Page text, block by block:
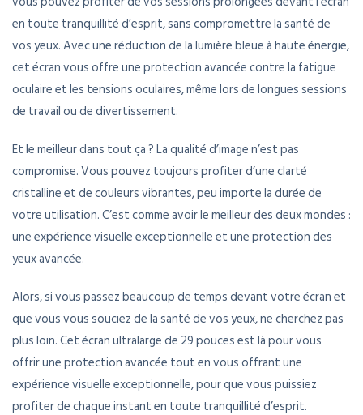
en toute tranquillité d’esprit, sans compromettre la santé de
vos yeux. Avec une réduction de la lumière bleue à haute énergie,
cet écran vous offre une protection avancée contre la fatigue
oculaire et les tensions oculaires, même lors de longues sessions
de travail ou de divertissement.
Et le meilleur dans tout ça ? La qualité d’image n’est pas
compromise. Vous pouvez toujours profiter d’une clarté
cristalline et de couleurs vibrantes, peu importe la durée de
votre utilisation. C’est comme avoir le meilleur des deux mondes :
une expérience visuelle exceptionnelle et une protection des
yeux avancée.
Alors, si vous passez beaucoup de temps devant votre écran et
que vous vous souciez de la santé de vos yeux, ne cherchez pas
plus loin. Cet écran ultralarge de 29 pouces est là pour vous
offrir une protection avancée tout en vous offrant une
expérience visuelle exceptionnelle, pour que vous puissiez
profiter de chaque instant en toute tranquillité d’esprit.